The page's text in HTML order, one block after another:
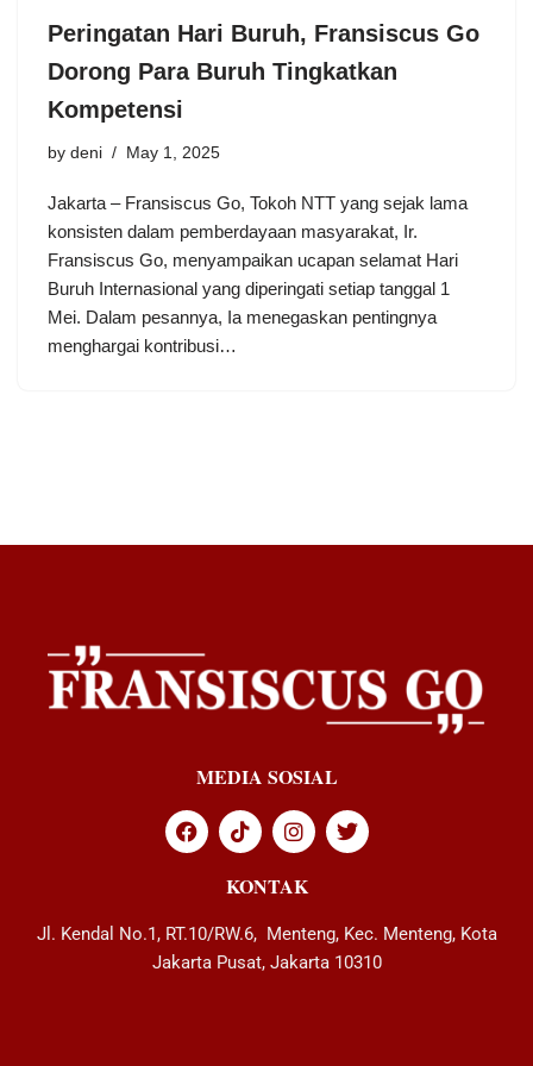
Peringatan Hari Buruh, Fransiscus Go
Dorong Para Buruh Tingkatkan
Kompetensi
by deni May 1, 2025
Jakarta – Fransiscus Go, Tokoh NTT yang sejak lama
konsisten dalam pemberdayaan masyarakat, Ir.
Fransiscus Go, menyampaikan ucapan selamat Hari
Buruh Internasional yang diperingati setiap tanggal 1
Mei. Dalam pesannya, Ia menegaskan pentingnya
menghargai kontribusi…
MEDIA SOSIAL
KONTAK
Jl. Kendal No.1, RT.10/RW.6, Menteng, Kec. Menteng, Kota
Jakarta Pusat, Jakarta 10310